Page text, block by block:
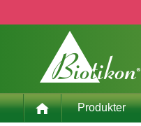
Produkter